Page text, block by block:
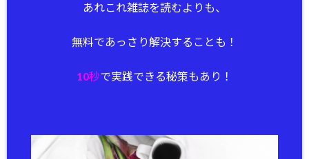
あれこれ雑誌を読むよりも、
無料であっさり解決することも！
10秒で実践できる秘策もあり！